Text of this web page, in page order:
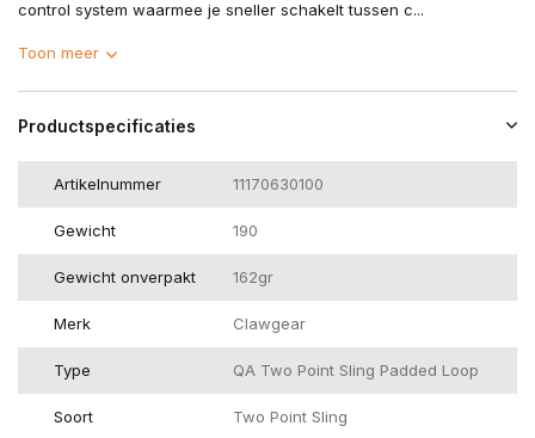
control system waarmee je sneller schakelt tussen c...
Toon meer
Productspecificaties
Artikelnummer 11170630100
Gewicht 190
Gewicht onverpakt 162gr
Merk Clawgear
Type QA Two Point Sling Padded Loop
Soort Two Point Sling